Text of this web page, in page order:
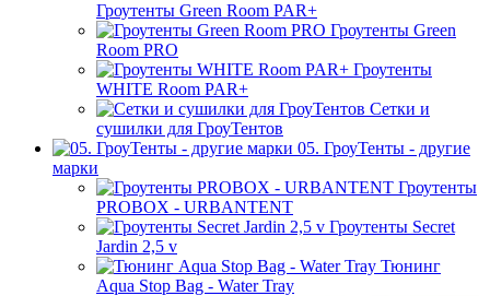
Гроутенты Green Room PAR+
Гроутенты Green
Room PRO
Гроутенты
WHITE Room PAR+
Сетки и
сушилки для ГроуТентов
05. ГроуТенты - другие
марки
Гроутенты
PROBOX - URBANTENT
Гроутенты Secret
Jardin 2,5 v
Тюнинг
Aqua Stop Bag - Water Tray